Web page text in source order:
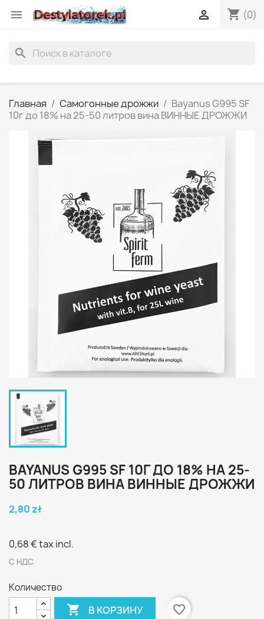
 shopping_cart (0)

search
Главная Самогонные дрожжи
Bayanus G995 SF
10г до 18% на 25-50 литров вина ВИННЫЕ ДРОЖЖИ
BAYANUS G995 SF 10Г ДО 18% НА 25-
50 ЛИТРОВ ВИНА ВИННЫЕ ДРОЖЖИ
2,80 zł
0,68 €tax incl.
С НДС
Количество
 В КОРЗИНУ favorite_border